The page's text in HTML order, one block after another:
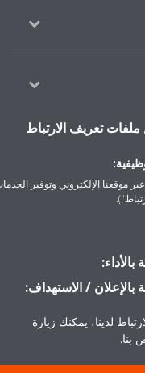
تعريف الارتباط
الإلكتروني وتوفير الخدمات التي
/ الاستهداف:
يمكنك زيارة